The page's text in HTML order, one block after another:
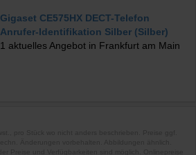
Gigaset CE575HX DECT-Telefon
Anrufer-Identifikation Silber (Silber)
1 aktuelles Angebot in Frankfurt am Main